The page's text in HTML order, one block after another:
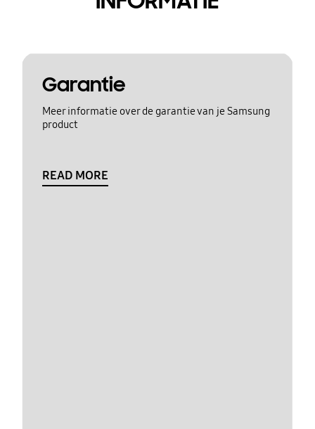
Garantie
Meer informatie over de garantie van je Samsung
product
READ MORE